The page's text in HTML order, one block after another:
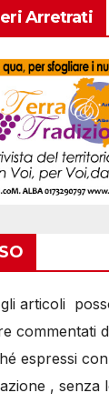
Arretrati
articoli
commentati
espressi con
, senza